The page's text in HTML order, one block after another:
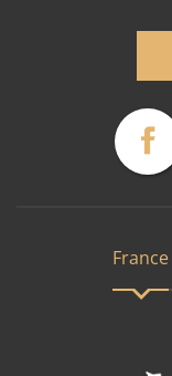
France